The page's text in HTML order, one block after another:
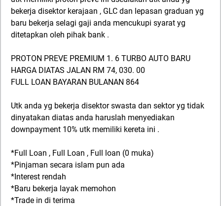
bekerja disektor kerajaan , GLC dan lepasan graduan yg
baru bekerja selagi gaji anda mencukupi syarat yg
ditetapkan oleh pihak bank .
PROTON PREVE PREMIUM 1. 6 TURBO AUTO BARU
HARGA DIATAS JALAN RM 74, 030. 00
FULL LOAN BAYARAN BULANAN 864
Utk anda yg bekerja disektor swasta dan sektor yg tidak
dinyatakan diatas anda haruslah menyediakan
downpayment 10% utk memiliki kereta ini .
*Full Loan , Full Loan , Full loan (0 muka)
*Pinjaman secara islam pun ada
*Interest rendah
*Baru bekerja layak memohon
*Trade in di terima